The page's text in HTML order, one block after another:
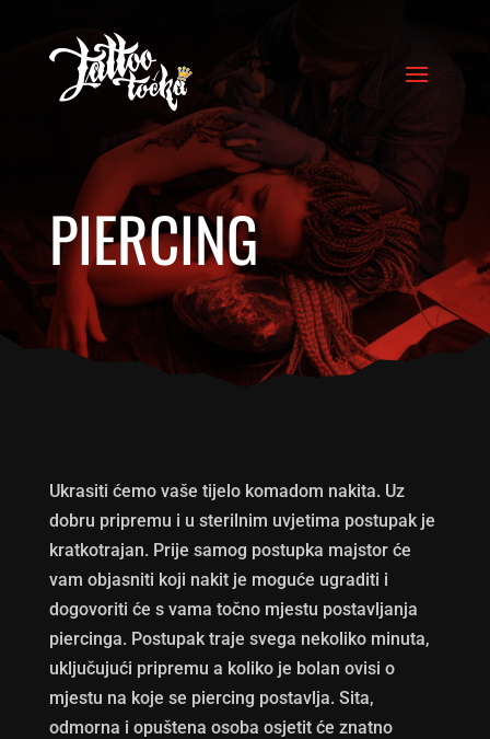
PIERCING
Ukrasiti ćemo vaše tijelo komadom nakita. Uz
dobru pripremu i u sterilnim uvjetima postupak je
kratkotrajan. Prije samog postupka majstor će
vam objasniti koji nakit je moguće ugraditi i
dogovoriti će s vama točno mjestu postavljanja
piercinga. Postupak traje svega nekoliko minuta,
uključujući pripremu a koliko je bolan ovisi o
mjestu na koje se piercing postavlja. Sita,
odmorna i opuštena osoba osjetit će znatno